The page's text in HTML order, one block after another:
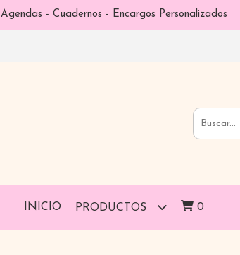
Agendas - Cuadernos - Encargos Personalizados
INICIO PRODUCTOS 0